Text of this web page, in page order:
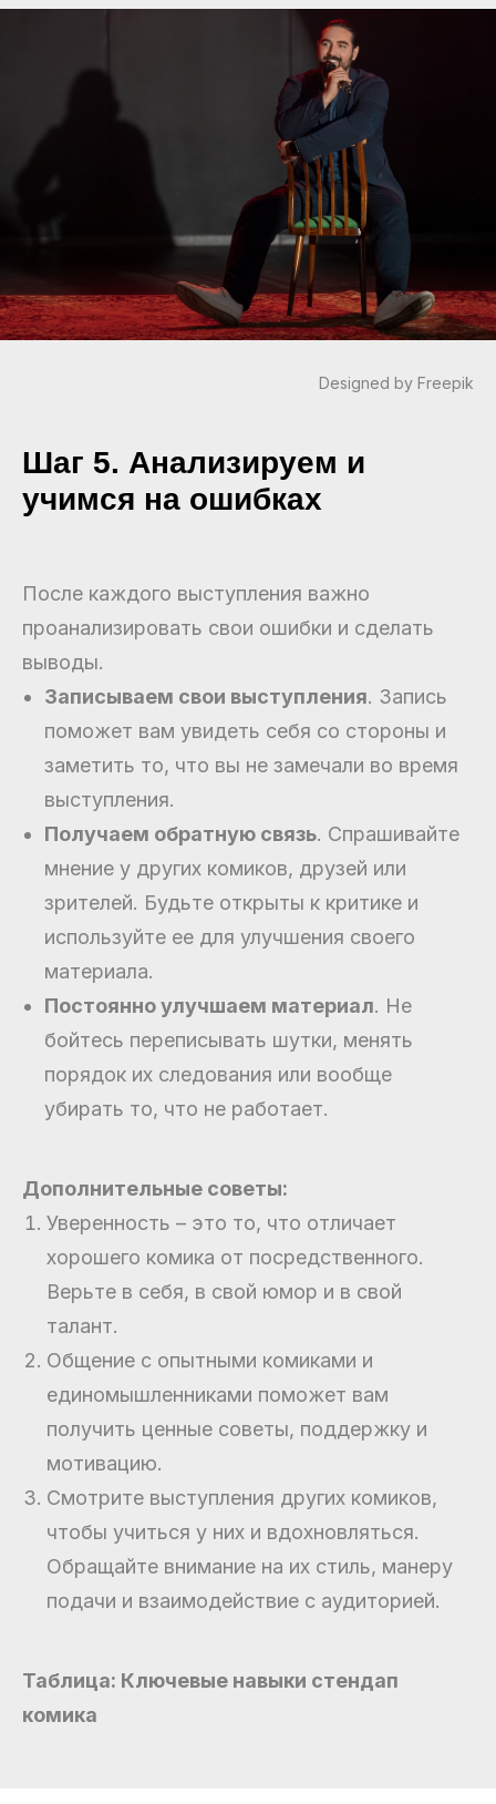
Designed by Freepik
Шаг 5. Анализируем и
учимся на ошибках
После каждого выступления важно
проанализировать свои ошибки и сделать
выводы.
Записываем свои выступления. Запись
поможет вам увидеть себя со стороны и
заметить то, что вы не замечали во время
выступления.
Получаем обратную связь. Спрашивайте
мнение у других комиков, друзей или
зрителей. Будьте открыты к критике и
используйте ее для улучшения своего
материала.
Постоянно улучшаем материал. Не
бойтесь переписывать шутки, менять
порядок их следования или вообще
убирать то, что не работает.
Дополнительные советы:
Уверенность – это то, что отличает
хорошего комика от посредственного.
Верьте в себя, в свой юмор и в свой
талант.
Общение с опытными комиками и
единомышленниками поможет вам
получить ценные советы, поддержку и
мотивацию.
Смотрите выступления других комиков,
чтобы учиться у них и вдохновляться.
Обращайте внимание на их стиль, манеру
подачи и взаимодействие с аудиторией.
Таблица: Ключевые навыки стендап
комика